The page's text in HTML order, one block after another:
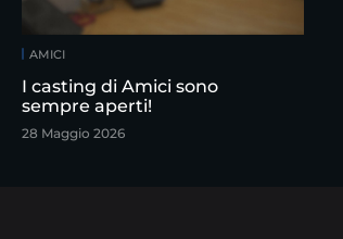
AMICI
I casting di Amici sono
sempre aperti!
28 Maggio 2026